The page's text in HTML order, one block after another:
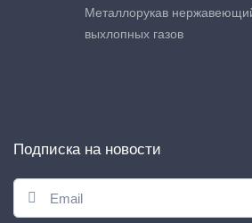
Металлорукав
выхлопных газов
Подписка на новости